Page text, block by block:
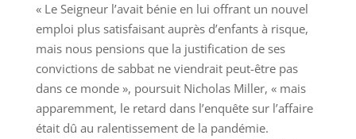
« Le Seigneur l’avait bénie en lui offrant un nouvel
emploi plus satisfaisant auprès d’enfants à risque,
mais nous pensions que la justification de ses
convictions de sabbat ne viendrait peut-être pas
dans ce monde », poursuit Nicholas Miller, « mais
apparemment, le retard dans l’enquête sur l’affaire
était dû au ralentissement de la pandémie.